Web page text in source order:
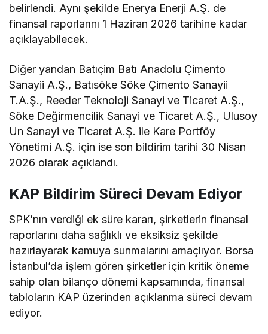
belirlendi. Aynı şekilde Enerya Enerji A.Ş. de
finansal raporlarını 1 Haziran 2026 tarihine kadar
açıklayabilecek.
Diğer yandan Batıçim Batı Anadolu Çimento
Sanayii A.Ş., Batısöke Söke Çimento Sanayii
T.A.Ş., Reeder Teknoloji Sanayi ve Ticaret A.Ş.,
Söke Değirmencilik Sanayi ve Ticaret A.Ş., Ulusoy
Un Sanayi ve Ticaret A.Ş. ile Kare Portföy
Yönetimi A.Ş. için ise son bildirim tarihi 30 Nisan
2026 olarak açıklandı.
KAP Bildirim Süreci Devam Ediyor
SPK’nın verdiği ek süre kararı, şirketlerin finansal
raporlarını daha sağlıklı ve eksiksiz şekilde
hazırlayarak kamuya sunmalarını amaçlıyor. Borsa
İstanbul’da işlem gören şirketler için kritik öneme
sahip olan bilanço dönemi kapsamında, finansal
tabloların KAP üzerinden açıklanma süreci devam
ediyor.